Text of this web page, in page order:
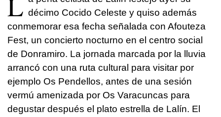
décimo Cocido Celeste y quiso además
conmemorar esa fecha señalada con Afouteza
Fest, un concierto nocturno en el centro social
de Donramiro. La jornada marcada por la lluvia
arrancó con una ruta cultural para visitar por
ejemplo Os Pendellos, antes de una sesión
vermú amenizada por Os Varacuncas para
degustar después el plato estrella de Lalín. El